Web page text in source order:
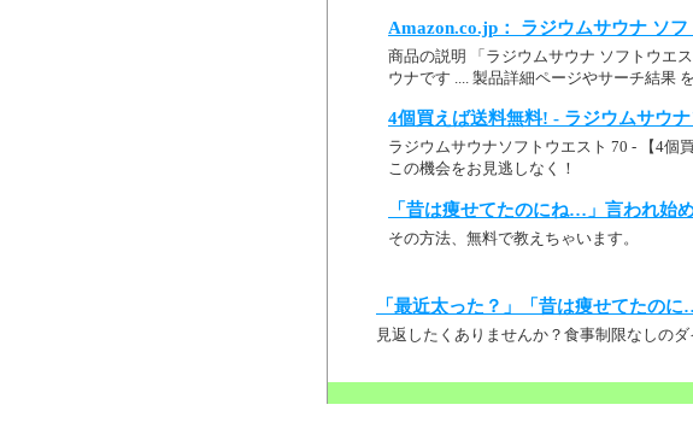
Amazon.co.jp： ラジウムサウナ ソ
商品の説明 「ラジウムサウナ ソフトウエ
ウナです .... 製品詳細ページやサーチ結果
4個買えば送料無料! - ラジウムサウ
ラジウムサウナソフトウエスト 70 - 【4個
この機会をお見逃しなく！
「昔は痩せてたのにね…」言われ始
その方法、無料で教えちゃいます。
「最近太った？」「昔は痩せてたの
見返したくありませんか？食事制限なしの